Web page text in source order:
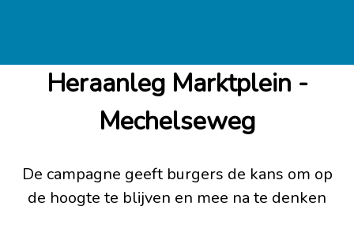
Heraanleg Marktplein -
Mechelseweg
De campagne geeft burgers de kans om op
de hoogte te blijven en mee na te denken